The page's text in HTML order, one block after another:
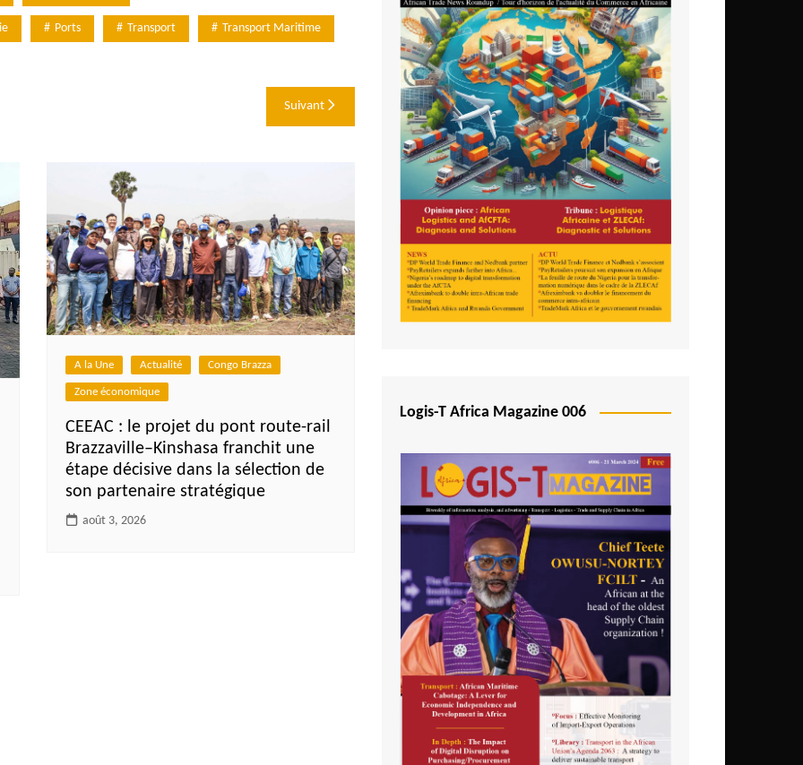
du
Ports Transport Transport Maritime
Suivant
A la Une Actualité Congo Brazza
Zone économique
CEEAC : le projet du pont route-rail
Brazzaville–Kinshasa franchit une
étape décisive dans la sélection de
son partenaire stratégique
août 3, 2026
Logis-T Africa Magazine 006